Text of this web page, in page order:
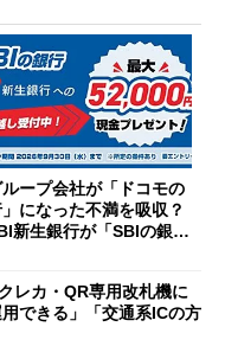
ープ会社が「ドコモの
になった不満を吸収？
新生銀行が「SBIの銀
レカ・QR専用改札機に
できる」「交通系ICの方